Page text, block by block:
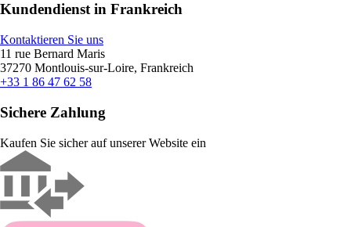
Kundendienst in Frankreich
Kontaktieren Sie uns
11 rue Bernard Maris
37270 Montlouis-sur-Loire, Frankreich
+33 1 86 47 62 58
Sichere Zahlung
Kaufen Sie sicher auf unserer Website ein